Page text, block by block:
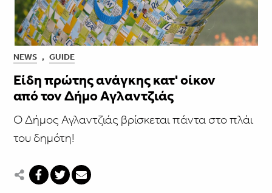
NEWS , GUIDE
Είδη πρώτης ανάγκης κατ' οίκον
από τον Δήμο Αγλαντζιάς
Ο Δήμος Αγλαντζιάς βρίσκεται πάντα στο πλάι
του δημότη!